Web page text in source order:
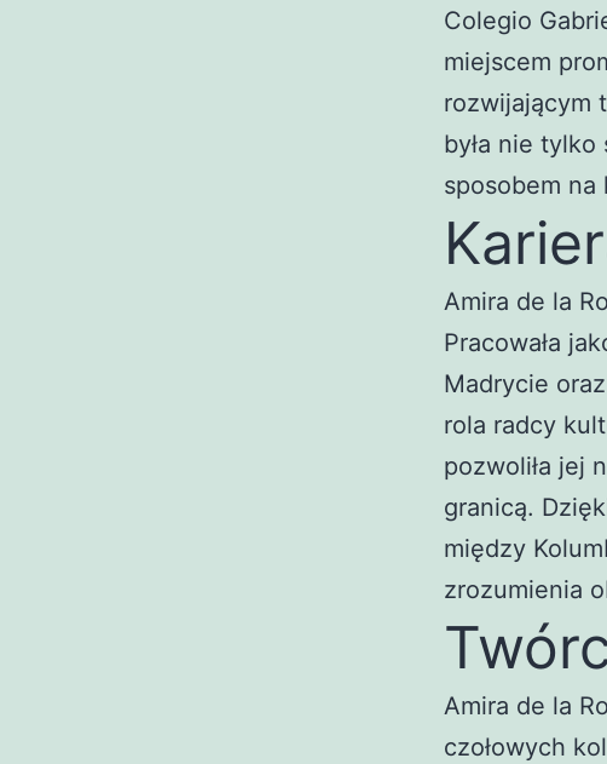
Colegio
miejscem
rozwijającym
była nie
sposobem na
Amira de la
Pracowała
Madrycie
rola radcy
pozwoliła jej
granicą.
między
zrozumienia
Amira de la
czołowych